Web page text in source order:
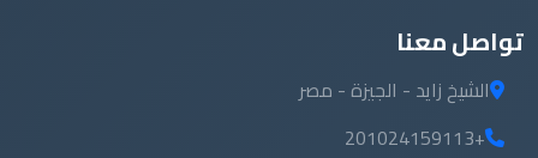
تواصل معنا
الشيخ زايد - الجيزة - مصر
+201024159113